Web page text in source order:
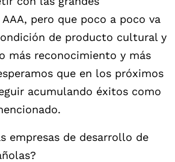
pero que poco a poco va
de producto cultural y
más reconocimiento y más
que en los próximos
acumulando éxitos como
empresas de desarrollo de